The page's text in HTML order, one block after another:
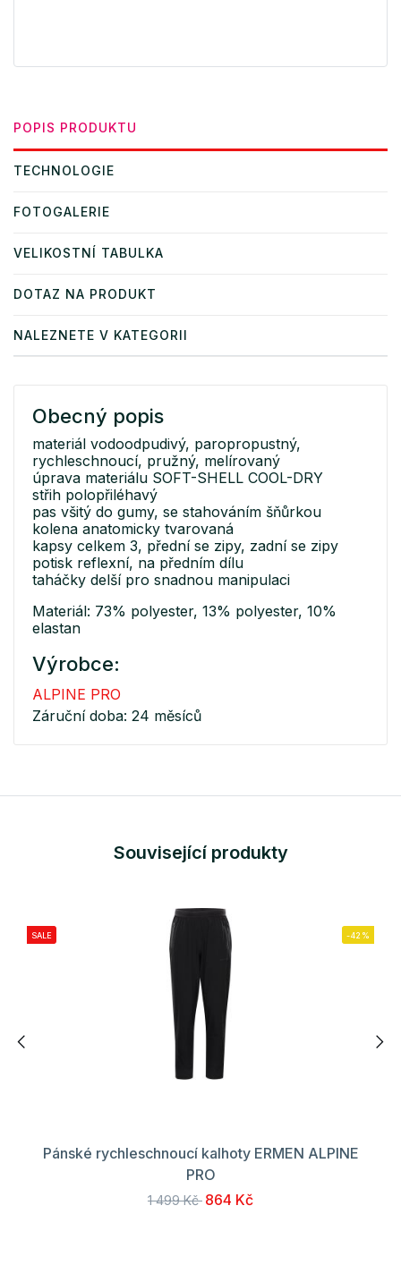
POPIS PRODUKTU
TECHNOLOGIE
FOTOGALERIE
VELIKOSTNÍ TABULKA
DOTAZ NA PRODUKT
NALEZNETE V KATEGORII
Obecný popis
materiál vodoodpudivý, paropropustný,
rychleschnoucí, pružný, melírovaný
úprava materiálu SOFT-SHELL COOL-DRY
střih polopřiléhavý
pas všitý do gumy, se stahováním šňůrkou
kolena anatomicky tvarovaná
kapsy celkem 3, přední se zipy, zadní se zipy
potisk reflexní, na předním dílu
taháčky delší pro snadnou manipulaci
Materiál: 73% polyester, 13% polyester, 10%
elastan
Výrobce:
ALPINE PRO
Záruční doba: 24 měsíců
Související produkty
SALE -42%
Pánské rychleschnoucí kalhoty ERMEN ALPINE
PRO
1 499 Kč 864 Kč